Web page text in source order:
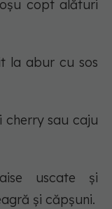
copt alături
la abur cu sos
cherry sau caju
uscate și
și căpșuni.